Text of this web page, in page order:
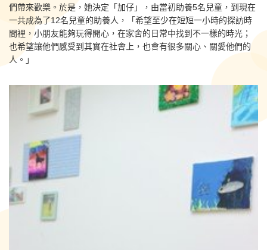
們帶來歡樂。於是，她決定「加仔」，由當初助養5名兒童，到現在
一共成為了12名兒童的助養人，「希望至少在短短一小時的探訪時
間裡，小朋友能夠玩得開心，在家舍的日常中找到不一樣的時光；
也希望讓他們感受到其實在社會上，也會有很多關心、關愛他們的
人。」